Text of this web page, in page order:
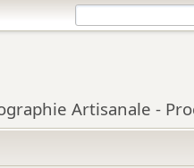
Artisanale -